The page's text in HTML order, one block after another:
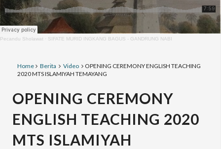
Pecandu Sholawat · SIFATE MURID INGKANG BAGUS - GANDRUNG NABI
Home Berita Video
OPENING CEREMONY ENGLISH TEACHING
2020 MTS ISLAMIYAH TEMAYANG
OPENING CEREMONY
ENGLISH TEACHING 2020
MTS ISLAMIYAH